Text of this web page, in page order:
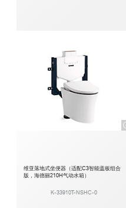
维亚落地式坐便器（适配C3智能盖板组合
版，海德丽210H气动水箱）
K-33910T-NSHC-0